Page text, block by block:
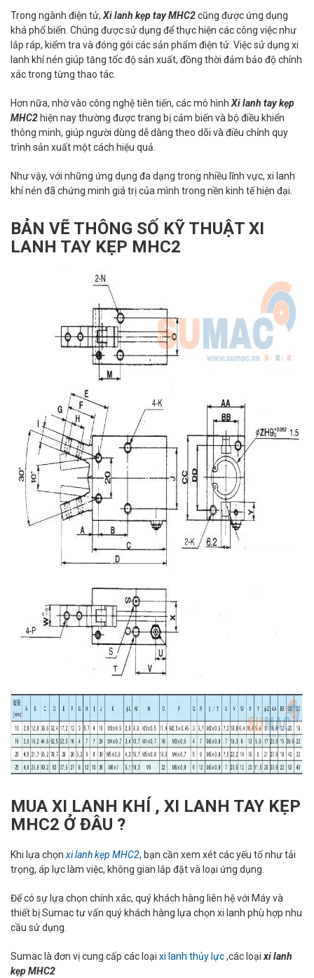
Trong ngành điện tử, Xi lanh kẹp tay MHC2cũng được ứng dụng
khá phổ biến. Chúng được sử dụng để thực hiện các công việc như
lắp ráp, kiểm tra và đóng gói các sản phẩm điện tử. Việc sử dụng xi
lanh khí nén giúp tăng tốc độ sản xuất, đồng thời đảm bảo độ chính
xác trong từng thao tác.
Hơn nữa, nhờ vào công nghệ tiên tiến, các mô hình Xi lanh tay kẹp
MHC2 hiện nay thường được trang bị cảm biến và bộ điều khiển
thông minh, giúp người dùng dễ dàng theo dõi và điều chỉnh quy
trình sản xuất một cách hiệu quả.
Như vậy, với những ứng dụng đa dạng trong nhiều lĩnh vực, xi lanh
khí nén đã chứng minh giá trị của mình trong nền kinh tế hiện đại.
BẢN VẼ THÔNG SỐ KỸ THUẬT XI
LANH TAY KẸP MHC2
MUA XI LANH KHÍ , XI LANH TAY KẸP
MHC2 Ở ĐÂU ?
Khi lựa chọn xi lanh kẹp MHC2, bạn cần xem xét các yếu tố như tải
trọng, áp lực làm việc, không gian lắp đặt và loại ứng dụng.
Để có sự lựa chọn chính xác, quý khách hàng liên hệ với Máy và
thiết bị Sumac tư vấn quý khách hàng lựa chọn xi lanh phù hợp nhu
cầu sử dụng.
Sumac là đơn vị cung cấp các loại xi lanh thủy lực,các loại xi lanh
kẹp MHC2